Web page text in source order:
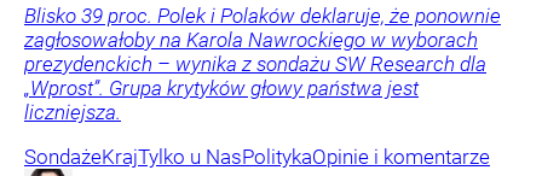
Blisko 39 proc. Polek i Polaków deklaruje, że ponownie
zagłosowałoby na Karola Nawrockiego w wyborach
prezydenckich – wynika z sondażu SW Research dla
„Wprost”. Grupa krytyków głowy państwa jest
liczniejsza.
SondażeKrajTylko u NasPolitykaOpinie i komentarze